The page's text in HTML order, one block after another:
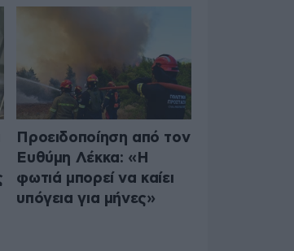
Προειδοποίηση από τον
Ευθύμη Λέκκα: «Η
φωτιά μπορεί να καίει
υπόγεια για μήνες»